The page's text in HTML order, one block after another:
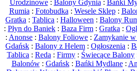
Urodzinowe: Balony Gdynia : Bańki
Rumia : Fotobudka : Wesele Sklep:
Gratka : Tablica : Halloween : Balony
: Płyn do Baniek : Baza Firm : Gratka :
: Anonse : Balony Foliowe : Zamykanie
Gdańsk : Balony z Helem : Ogłoszenia :
Tablica : Reda : Firmy : Świecące Balony
Balonów: Gdańsk: Bańki Mydlane: